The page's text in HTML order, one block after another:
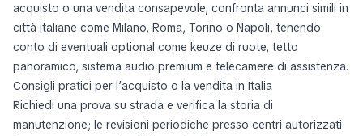
acquisto o una vendita consapevole, confronta annunci simili in
città italiane come Milano, Roma, Torino o Napoli, tenendo
conto di eventuali optional come keuze di ruote, tetto
panoramico, sistema audio premium e telecamere di assistenza.
Consigli pratici per l’acquisto o la vendita in Italia
Richiedi una prova su strada e verifica la storia di
manutenzione; le revisioni periodiche presso centri autorizzati